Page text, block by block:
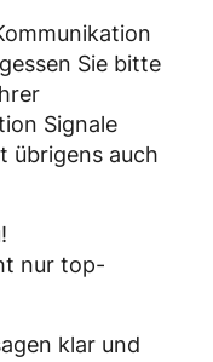
Sie bitte
Signale
übrigens auch
nur top-
klar und